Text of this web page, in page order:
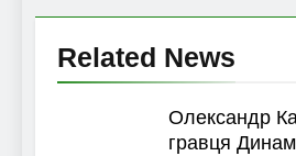
Related News
Олександр
гравця